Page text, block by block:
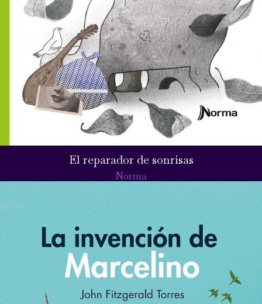
El reparador de sonrisas
Norma